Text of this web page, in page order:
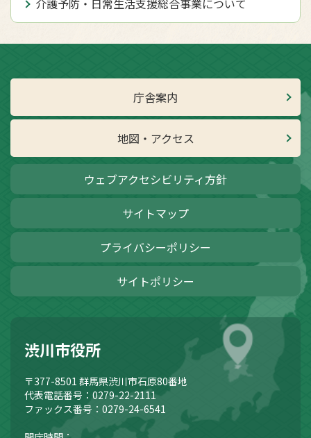
介護予防・日常生活支援総合事業について
庁舎案内
地図・アクセス
ウェブアクセシビリティ方針
サイトマップ
プライバシーポリシー
サイトポリシー
渋川市役所
〒377-8501 群馬県渋川市石原80番地
代表電話番号：0279-22-2111
ファックス番号：0279-24-6541